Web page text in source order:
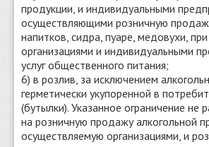
продукции, и индивидуальными
осуществляющими розничную
напитков, сидра, пуаре, медовухи,
организациями и индивидуальными
услуг общественного питания;
6) в розлив, за исключением
герметически укупоренной в
(бутылки). Указанное ограничение не
на розничную продажу алкогольной
осуществляемую организациями, и